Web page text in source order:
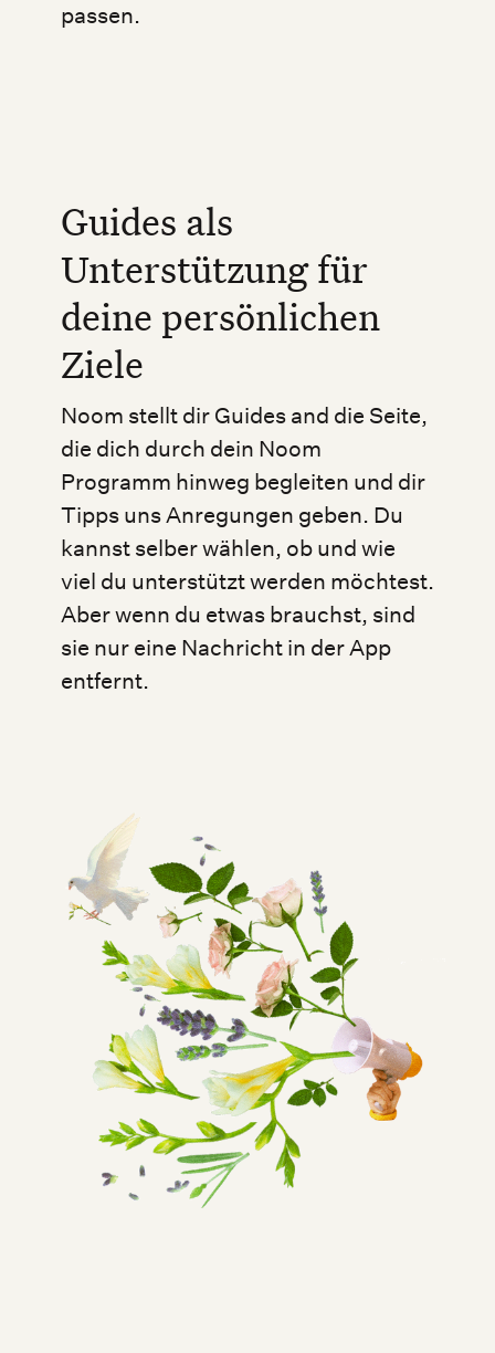
passen.
Guides als
Unterstützung für
deine persönlichen
Ziele
Noom stellt dir Guides and die Seite,
die dich durch dein Noom
Programm hinweg begleiten und dir
Tipps uns Anregungen geben. Du
kannst selber wählen, ob und wie
viel du unterstützt werden möchtest.
Aber wenn du etwas brauchst, sind
sie nur eine Nachricht in der App
entfernt.